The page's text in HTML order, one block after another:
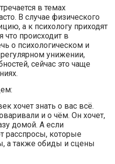
в темах
В случае физического
а к психологу приходят
что происходит в
о психологическом и
унижении,
сейчас это чаще
хочет знать о вас всё.
и о чём. Он хочет,
домой. А если
расспросы, которые
а также обиды и сцены